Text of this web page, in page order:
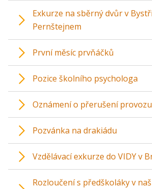
Exkurze na sběrný dvůr v
Pernštejnem
První měsíc prvňáčků
Pozice školního psychologa
Oznámení o přerušení provozu
Pozvánka na drakiádu
Vzdělávací exkurze do VIDY v
Rozloučení s předškoláky v